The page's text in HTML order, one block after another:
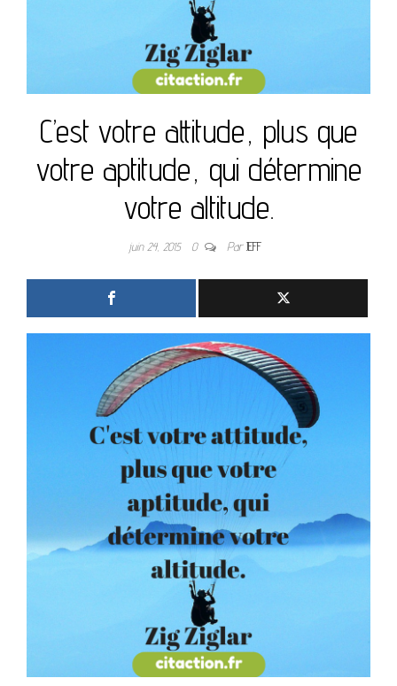
C’est votre attitude, plus que
votre aptitude, qui détermine
votre altitude.
juin 24, 2015 0 ParJEFF